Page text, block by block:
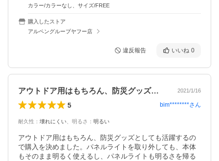
カラー/カラーなし、サイズ/FREE
購入したストア
アルペングループヤフー店
違反報告 いいね 0
アウトドア用はもちろん、防災グッズとし… 2021/1/16
5 bim********さん
耐久性 ： 壊れにくい 明るさ ： 明るい
アウトドア用はもちろん、防災グッズとしても活躍するの
で購入を決めました。パネルライトを取り外しても、本体
もそのまま明るく使えるし、パネルライトも明るさを帰る